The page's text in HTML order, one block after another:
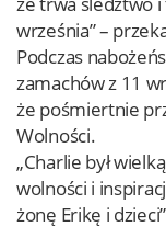
września” –
Podczas
zamachów z 11
że pośmiertnie
Wolności.
„Charlie był
wolności i
żonę Erikę i